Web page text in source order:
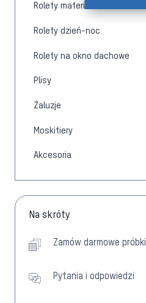
Rolety materiałowe
Rolety dzień-noc
Rolety na okno dachowe
Plisy
Żaluzje
Moskitiery
Akcesoria
Na skróty
Zamów darmowe próbki
Pytania i odpowiedzi